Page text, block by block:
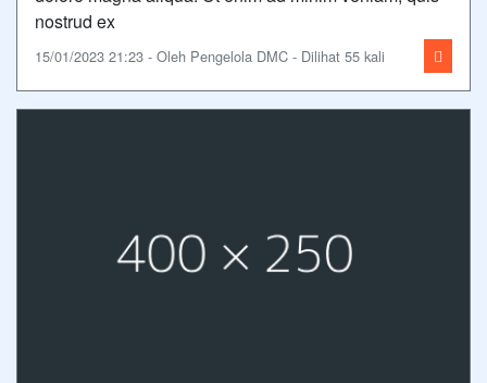
nostrud ex
15/01/2023 21:23 - Oleh Pengelola DMC - Dilihat 55 kali